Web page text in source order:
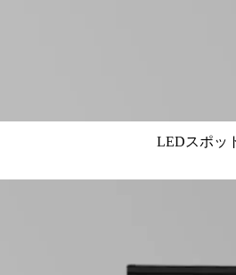
LEDスポッ